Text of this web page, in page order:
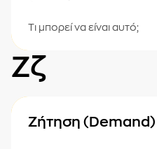
Τι μπορεί να είναι αυτό;
Ζζ
Ζήτηση (Demand)